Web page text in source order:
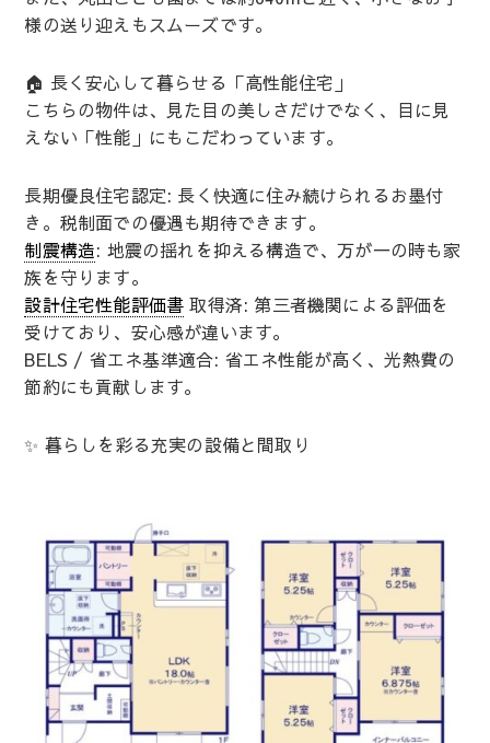
様の送り迎えもスムーズです。
🏠 長く安心して暮らせる「高性能住宅」
こちらの物件は、見た目の美しさだけでなく、目に見
えない「性能」にもこだわっています。
長期優良住宅認定: 長く快適に住み続けられるお墨付
き。税制面での優遇も期待できます。
制震構造: 地震の揺れを抑える構造で、万が一の時も家
族を守ります。
設計住宅性能評価書 取得済: 第三者機関による評価を
受けており、安心感が違います。
BELS / 省エネ基準適合: 省エネ性能が高く、光熱費の
節約にも貢献します。
✨ 暮らしを彩る充実の設備と間取り